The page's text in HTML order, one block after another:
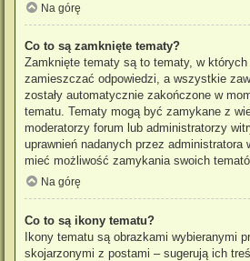
Na górę
Co to są zamknięte tematy?
Zamknięte tematy są to tematy, w
zamieszczać odpowiedzi, a wszystkie
zostały automatycznie zakończone w
tematu. Tematy mogą być zamykane z
moderatorzy forum lub administratorzy
uprawnień nadanych przez
mieć możliwość zamykania swoich
Na górę
Co to są ikony tematu?
Ikony tematu są obrazkami wybieranymi
skojarzonymi z postami – sugerują ich